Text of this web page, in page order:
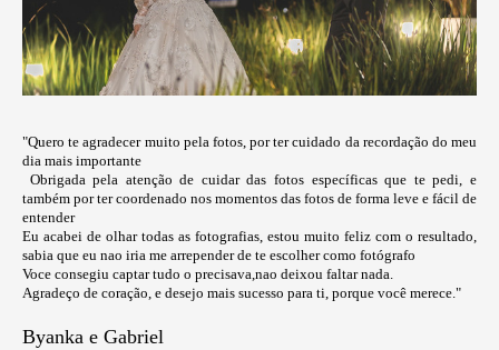
"Quero te agradecer muito pela fotos, por ter cuidado da recordação do meu
dia mais importante
Obrigada pela atenção de cuidar das fotos específicas que te pedi, e
também por ter coordenado nos momentos das fotos de forma leve e fácil de
entender
Eu acabei de olhar todas as fotografias, estou muito feliz com o resultado,
sabia que eu nao iria me arrepender de te escolher como fotógrafo
Voce consegiu captar tudo o precisava,nao deixou faltar nada.
Agradeço de coração, e desejo mais sucesso para ti, porque você merece."
Byanka e Gabriel